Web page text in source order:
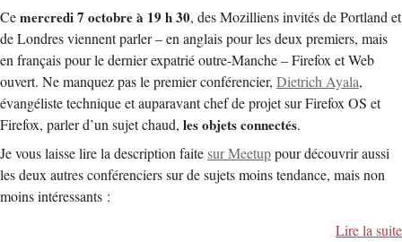
Cemercredi 7 octobre à 19 h 30, des Mozilliens invités de Portland et
de Londres viennent parler – en anglais pour les deux premiers, mais
en français pour le dernier expatrié outre-Manche – Firefox et Web
ouvert. Ne manquez pas le premier conférencier, Dietrich Ayala,
évangéliste technique et auparavant chef de projet sur Firefox OS et
Firefox, parler d’un sujet chaud, les objets connectés.
Je vous laisse lire la description faitesur Meetuppour découvrir aussi
les deux autres conférenciers sur de sujets moins tendance, mais non
moins intéressants :
Lire la suite